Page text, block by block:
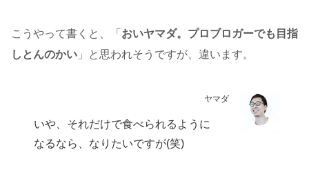
こうやって書くと、「 おいヤマダ。プロブロガーでも目指
しとんのかい 」と思われそうですが、違います。
ヤマダ
いや、それだけで食べられるように
なるなら、なりたいですが(笑)